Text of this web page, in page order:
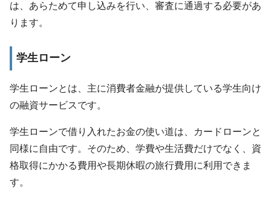
は、あらためて申し込みを行い、審査に通過する必要があ
ります。
学生ローン
学生ローンとは、主に消費者金融が提供している学生向け
の融資サービスです。
学生ローンで借り入れたお金の使い道は、カードローンと
同様に自由です。そのため、学費や生活費だけでなく、資
格取得にかかる費用や長期休暇の旅行費用に利用できま
す。